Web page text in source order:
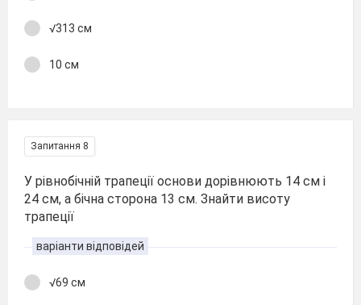
√313 см
10 см
Запитання 8
У рівнобічній трапеції основи дорівнюють 14 см і
24 см, а бічна сторона 13 см. Знайти висоту
трапеції
варіанти відповідей
√69 см